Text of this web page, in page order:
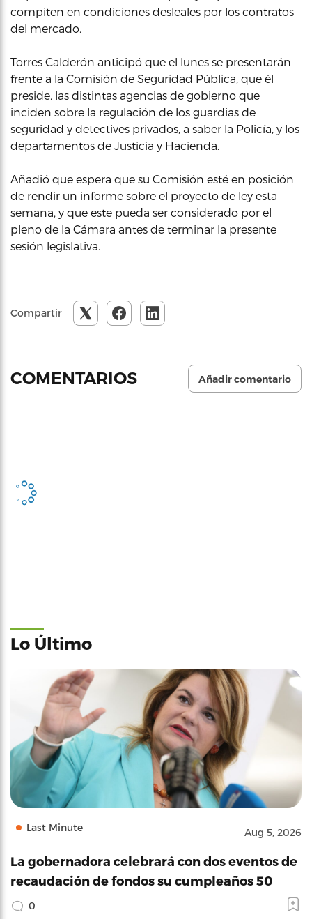
compiten en condiciones desleales por los contratos
del mercado.
Torres Calderón anticipó que el lunes se presentarán
frente a la Comisión de Seguridad Pública, que él
preside, las distintas agencias de gobierno que
inciden sobre la regulación de los guardias de
seguridad y detectives privados, a saber la Policía, y los
departamentos de Justicia y Hacienda.
Añadió que espera que su Comisión esté en posición
de rendir un informe sobre el proyecto de ley esta
semana, y que este pueda ser considerado por el
pleno de la Cámara antes de terminar la presente
sesión legislativa.
Compartir
COMENTARIOS Añadir comentario
Lo Último
Last Minute Aug 5, 2026
La gobernadora celebrará con dos eventos de
recaudación de fondos su cumpleaños 50
0